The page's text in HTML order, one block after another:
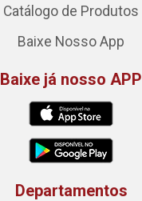
Catálogo de Produtos
Baixe Nosso App
Baixe já nosso APP
Departamentos